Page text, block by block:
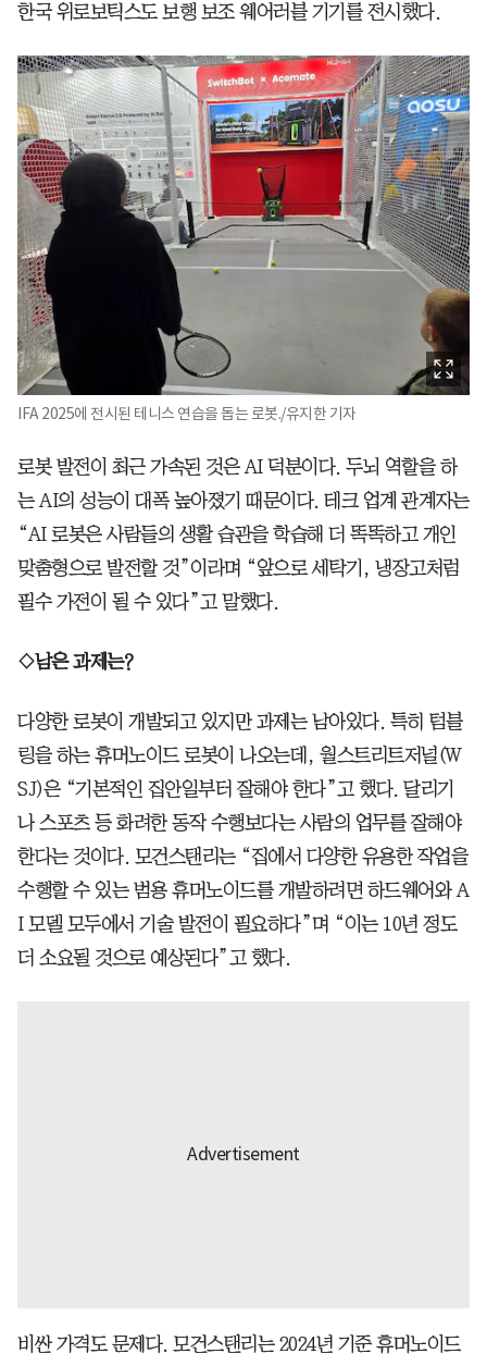
한국 위로보틱스도 보행 보조 웨어러블 기기를 전시했다.
IFA 2025에 전시된 테니스 연습을 돕는 로봇./유지한 기자
로봇 발전이 최근 가속된 것은 AI 덕분이다. 두뇌 역할을 하
는 AI의 성능이 대폭 높아졌기 때문이다. 테크 업계 관계자는
“AI 로봇은 사람들의 생활 습관을 학습해 더 똑똑하고 개인
맞춤형으로 발전할 것”이라며 “앞으로 세탁기, 냉장고처럼
필수 가전이 될 수 있다”고 말했다.
◇남은 과제는?
다양한 로봇이 개발되고 있지만 과제는 남아있다. 특히 텀블
링을 하는 휴머노이드 로봇이 나오는데, 월스트리트저널(W
SJ)은 “기본적인 집안일부터 잘해야 한다”고 했다. 달리기
나 스포츠 등 화려한 동작 수행보다는 사람의 업무를 잘해야
한다는 것이다. 모건스탠리는 “집에서 다양한 유용한 작업을
수행할 수 있는 범용 휴머노이드를 개발하려면 하드웨어와 A
I 모델 모두에서 기술 발전이 필요하다”며 “이는 10년 정도
더 소요될 것으로 예상된다”고 했다.
비싼 가격도 문제다. 모건스탠리는 2024년 기준 휴머노이드